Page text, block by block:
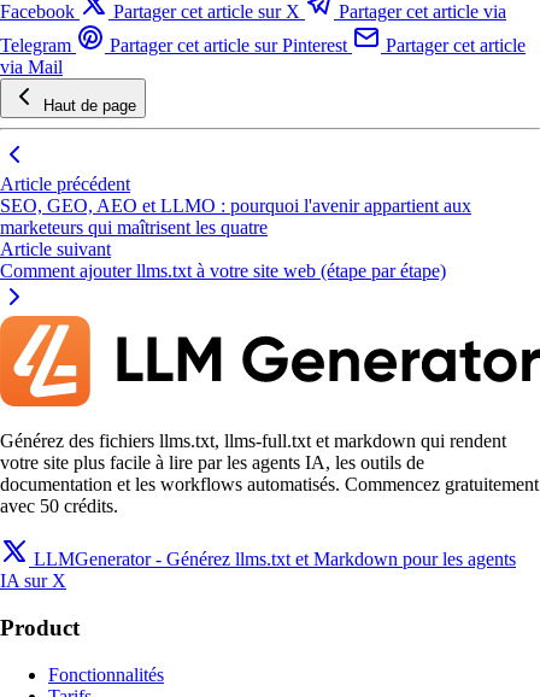
Facebook
Partager cet article sur X
Partager cet article via
Telegram
Partager cet article sur Pinterest
Partager cet article
via Mail
Haut de page
Article précédent
SEO, GEO, AEO et LLMO : pourquoi l'avenir appartient aux
marketeurs qui maîtrisent les quatre
Article suivant
Comment ajouter llms.txt à votre site web (étape par étape)
Générez des fichiers llms.txt, llms-full.txt et markdown qui rendent
votre site plus facile à lire par les agents IA, les outils de
documentation et les workflows automatisés. Commencez gratuitement
avec 50 crédits.
LLMGenerator - Générez llms.txt et Markdown pour les agents
IA sur X
Product
Fonctionnalités